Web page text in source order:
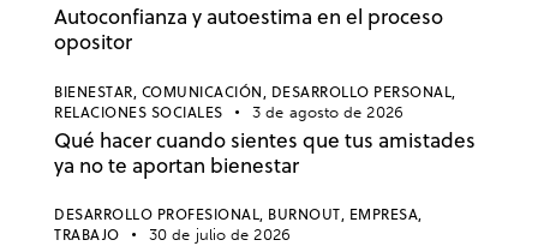
Autoconfianza y autoestima en el proceso
opositor
BIENESTAR, COMUNICACIÓN, DESARROLLO PERSONAL,
RELACIONES SOCIALES
3 de agosto de 2026
Qué hacer cuando sientes que tus amistades
ya no te aportan bienestar
DESARROLLO PROFESIONAL, BURNOUT, EMPRESA,
TRABAJO
30 de julio de 2026